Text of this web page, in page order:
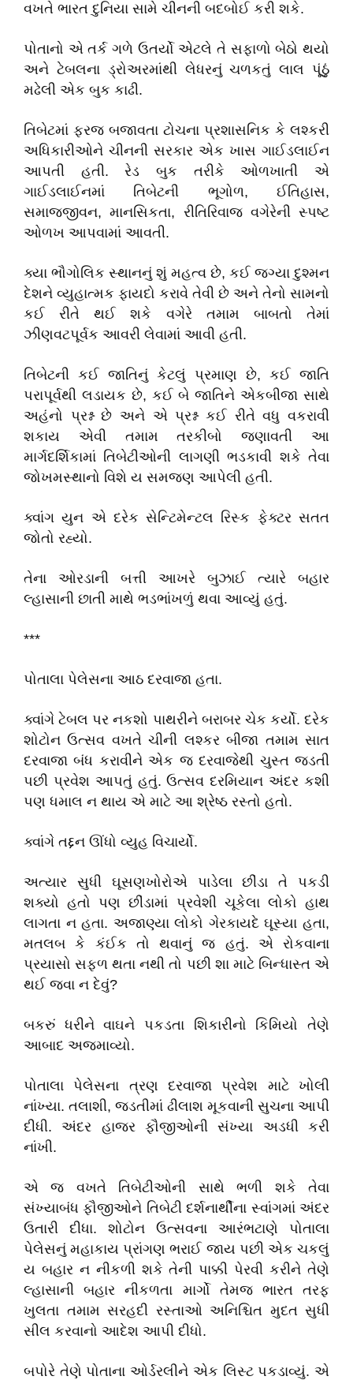
વખતે ભારત દુનિયા સામે ચીનની બદબોઈ કરી શકે.
પોતાનો એ તર્ક ગળે ઉતર્યો એટલે તે સફાળો બેઠો થયો
અને ટેબલના ડ્રોઅરમાંથી લેધરનું ચળકતું લાલ પૂંઠું
મઢેલી એક બુક કાઢી.
તિબેટમાં ફરજ બજાવતા ટોચના પ્રશાસનિક કે લશ્કરી
અધિકારીઓને ચીનની સરકાર એક ખાસ ગાઈડલાઈન
આપતી હતી. રેડ બુક તરીકે ઓળખાતી એ
ગાઈડલાઈનમાં તિબેટની ભૂગોળ, ઈતિહાસ,
સમાજજીવન, માનસિકતા, રીતિરિવાજ વગેરેની સ્પષ્ટ
ઓળખ આપવામાં આવતી.
ક્યા ભૌગોલિક સ્થાનનું શું મહત્વ છે, કઈ જગ્યા દુશ્મન
દેશને વ્યુહાત્મક ફાયદો કરાવે તેવી છે અને તેનો સામનો
કઈ રીતે થઈ શકે વગેરે તમામ બાબતો તેમાં
ઝીણવટપૂર્વક આવરી લેવામાં આવી હતી.
તિબેટની કઈ જાતિનું કેટલું પ્રમાણ છે, કઈ જાતિ
પરાપૂર્વથી લડાયક છે, કઈ બે જાતિને એકબીજા સાથે
અહંનો પ્રશ્ન છે અને એ પ્રશ્ન કઈ રીતે વધુ વકરાવી
શકાય એવી તમામ તરકીબો જણાવતી આ
માર્ગદર્શિકામાં તિબેટીઓની લાગણી ભડકાવી શકે તેવા
જોખમસ્થાનો વિશે ય સમજણ આપેલી હતી.
ક્વાંગ યુન એ દરેક સેન્ટિમેન્ટલ રિસ્ક ફેક્ટર સતત
જોતો રહ્યો.
તેના ઓરડાની બત્તી આખરે બુઝાઈ ત્યારે બહાર
લ્હાસાની છાતી માથે ભડભાંખળું થવા આવ્યું હતું.
***
પોતાલા પેલેસના આઠ દરવાજા હતા.
ક્વાંગે ટેબલ પર નકશો પાથરીને બરાબર ચેક કર્યો. દરેક
શોટોન ઉત્સવ વખતે ચીની લશ્કર બીજા તમામ સાત
દરવાજા બંધ કરાવીને એક જ દરવાજેથી ચુસ્ત જડતી
પછી પ્રવેશ આપતું હતું. ઉત્સવ દરમિયાન અંદર કશી
પણ ધમાલ ન થાય એ માટે આ શ્રેષ્ઠ રસ્તો હતો.
ક્વાંગે તદ્દન ઊંધો વ્યુહ વિચાર્યો.
અત્યાર સુધી ઘૂસણખોરોએ પાડેલા છીંડા તે પકડી
શક્યો હતો પણ છીંડામાં પ્રવેશી ચૂકેલા લોકો હાથ
લાગતા ન હતા. અજાણ્યા લોકો ગેરકાયદે ઘૂસ્યા હતા,
મતલબ કે કંઈક તો થવાનું જ હતું. એ રોકવાના
પ્રયાસો સફળ થતા નથી તો પછી શા માટે બિન્ધાસ્ત એ
થઈ જવા ન દેવું?
બકરું ધરીને વાઘને પકડતા શિકારીનો કિમિયો તેણે
આબાદ અજમાવ્યો.
પોતાલા પેલેસના ત્રણ દરવાજા પ્રવેશ માટે ખોલી
નાંખ્યા. તલાશી, જડતીમાં ઢીલાશ મૂકવાની સુચના આપી
દીધી. અંદર હાજર ફૌજીઓની સંખ્યા અડધી કરી
નાંખી.
એ જ વખતે તિબેટીઓની સાથે ભળી શકે તેવા
સંખ્યાબંધ ફૌજીઓને તિબેટી દર્શનાર્થીના સ્વાંગમાં અંદર
ઉતારી દીધા. શોટોન ઉત્સવના આરંભટાણે પોતાલા
પેલેસનું મહાકાય પ્રાંગણ ભરાઈ જાય પછી એક ચકલું
ય બહાર ન નીકળી શકે તેની પાક્કી પેરવી કરીને તેણે
લ્હાસાની બહાર નીકળતા માર્ગો તેમજ ભારત તરફ
ખુલતા તમામ સરહદી રસ્તાઓ અનિશ્ચિત મુદત સુધી
સીલ કરવાનો આદેશ આપી દીધો.
બપોરે તેણે પોતાના ઓર્ડરલીને એક લિસ્ટ પકડાવ્યું. એ